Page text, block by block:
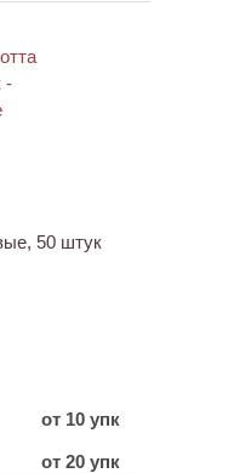
50 штук
от 10 упк
от 20 упк